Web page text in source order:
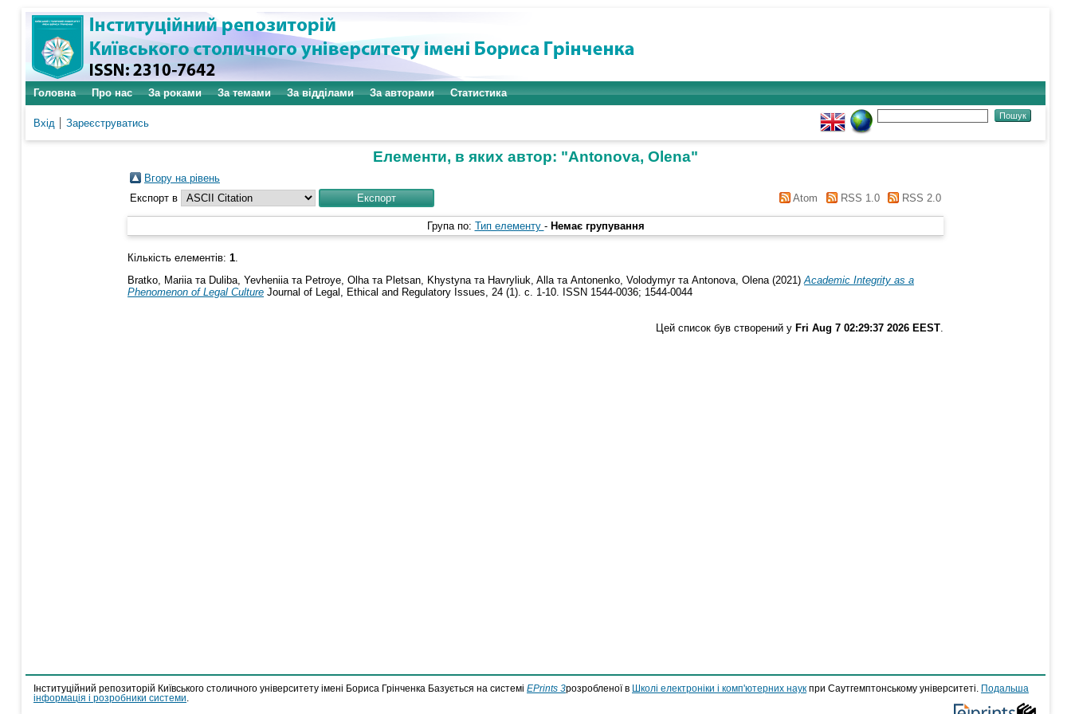
Головна Про нас За роками За темами За відділами За авторами Статистика
Вхід Зареєструватись
Елементи, в яких автор: "Antonova, Olena"
Вгору на рівень
Експорт в
Atom RSS 1.0 RSS 2.0
Група по: Тип елементу - Немає групування
Кількість елементів: 1.
Bratko, Mariia та Duliba, Yevheniia та Petroye, Olha та Pletsan, Khystyna та Havryliuk, Alla та Antonenko, Volodymyrта Antonova, Olena (2021) Academic Integrity as a
Phenomenon of Legal Culture Journal of Legal, Ethical and Regulatory Issues, 24 (1). с. 1-10. ISSN 1544-0036; 1544-0044
Цей список був створений у Fri Aug 7 02:29:37 2026 EEST
Інституційний репозиторій Київського столичного університету імені Бориса Грінченка Базується на системі EPrints 3розробленої в Школі електроніки і комп'ютерних наук при Саутгемптонському університеті.
Подальша
інформація і розробники системи